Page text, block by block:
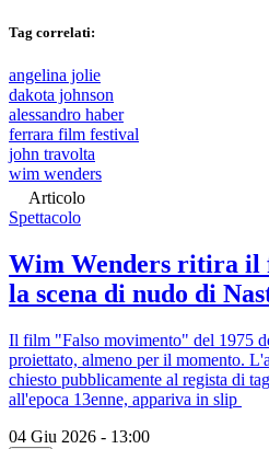
Tag correlati:
angelina jolie
dakota johnson
alessandro haber
ferrara film festival
john travolta
wim wenders
Articolo
Spettacolo
Wim Wenders ritira il
la scena di nudo di
Il film "Falso movimento" del 1975
proiettato, almeno per il momento.
chiesto pubblicamente al regista di
all'epoca 13enne, appariva in slip
04 Giu 2026 - 13:00